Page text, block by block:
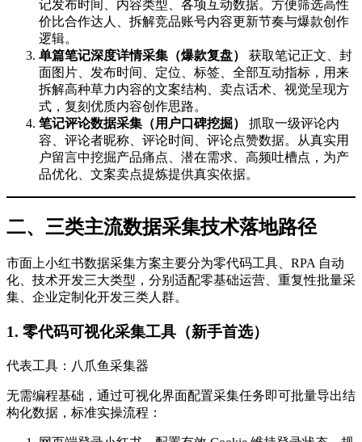
记发布时间、内容类型、各项互动数据。方便筛选高性
价比合作达人、拆解竞品账号内容更新节奏与爆款创作
逻辑。
单篇笔记深度详情采集（爆款复盘）
获取笔记正文、封
面图片、发布时间、定位、标签、全部互动指标，用来
拆解高种草力内容的文案结构、卖点话术、视觉呈现方
式，复刻优质内容创作思路。
笔记评论数据采集（用户口碑挖掘）
抓取一级评论内
容、评论者昵称、评论时间、评论点赞数据。从真实用
户留言中挖掘产品痛点、潜在需求、高频吐槽点，为产
品优化、文案卖点提炼提供真实依据。
二、三类主流数据采集技术落地路径
市面上小红书数据采集方案主要分为零代码工具、RPA 自动
化、技术开发三大类型，分别适配零基础运营、重复性批量采
集、企业定制化开发三类人群。
1. 零代码可视化采集工具（新手首选）
代表工具：八爪鱼采集器
无需编程基础，通过可视化界面配置采集任务即可批量导出结
构化数据，标准实操流程：